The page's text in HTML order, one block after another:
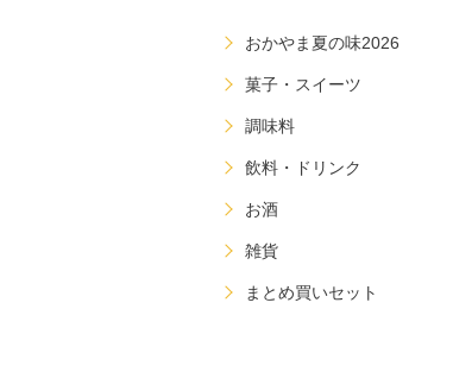
おかやま夏の味2026
菓子・スイーツ
調味料
飲料・ドリンク
お酒
雑貨
まとめ買いセット